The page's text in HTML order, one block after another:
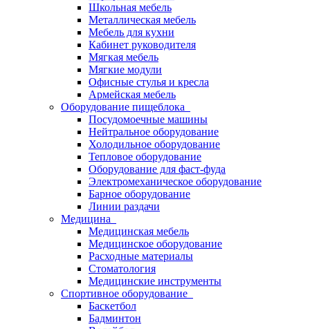
Школьная мебель
Металлическая мебель
Мебель для кухни
Кабинет руководителя
Мягкая мебель
Мягкие модули
Офисные стулья и кресла
Армейская мебель
Оборудование пищеблока
Посудомоечные машины
Нейтральное оборудование
Холодильное оборудование
Тепловое оборудование
Оборудование для фаст-фуда
Электромеханическое оборудование
Барное оборудование
Линии раздачи
Медицина
Медицинская мебель
Медицинское оборудование
Расходные материалы
Стоматология
Медицинские инструменты
Спортивное оборудование
Баскетбол
Бадминтон